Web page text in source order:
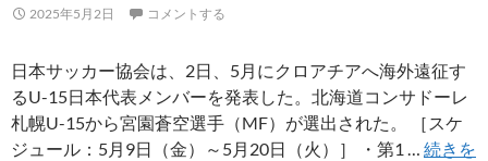
販
2025年5月2日 コメントする
日本サッカー協会は、2日、5月にクロアチアへ海外遠征す
るU-15日本代表メンバーを発表した。北海道コンサドーレ
札幌U-15から宮園蒼空選手（MF）が選出された。 ［スケ
ジュール：5月9日（金）～5月20日（火）］ ・第1 … 続きを